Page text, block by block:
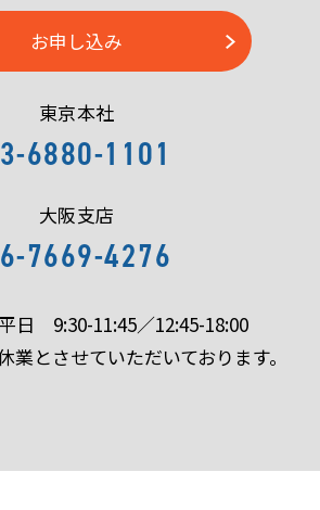
お申し込み
東京本社
6880-1101
大阪支店
7669-4276
平日 9:30-11:45／12:45-18:00
業とさせていただいております。